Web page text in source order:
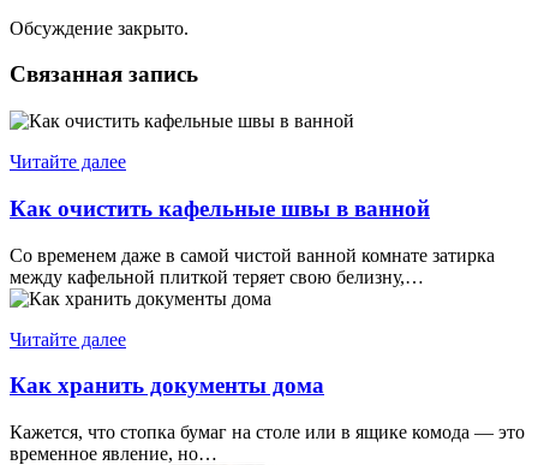
Обсуждение закрыто.
Связанная запись
Читайте далее
Как очистить кафельные швы в ванной
Со временем даже в самой чистой ванной комнате затирка
между кафельной плиткой теряет свою белизну,…
Читайте далее
Как хранить документы дома
Кажется, что стопка бумаг на столе или в ящике комода — это
временное явление, но…